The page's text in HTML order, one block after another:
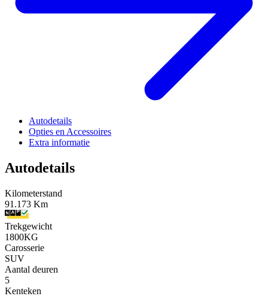
Autodetails
Opties en Accessoires
Extra informatie
Autodetails
Kilometerstand
91.173 Km
Trekgewicht
1800KG
Carosserie
SUV
Aantal deuren
5
Kenteken